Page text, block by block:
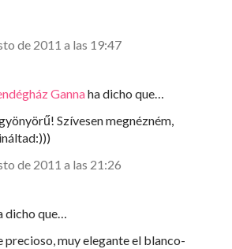
de 2011 a las 19:47
Gannaha dicho que…
Szívesen megnézném,
de 2011 a las 21:26
dicho que…
precioso, muy elegante el blanco-